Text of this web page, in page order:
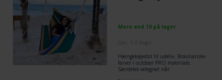
Mere end 10 på lager
Hængekøjestol til udeliv. Brasilianske
farver i outdoor PRO materiale.
Særdeles velegnet når